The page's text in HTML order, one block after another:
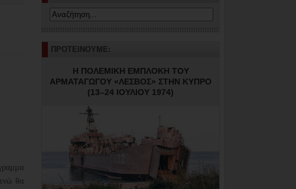
θα
ΠΡΟΤΕΙΝΟΥΜΕ:
Η ΠΟΛΕΜΙΚΗ ΕΜΠΛΟΚΗ ΤΟΥ
ΑΡΜΑΤΑΓΩΓΟΥ «ΛΕΣΒΟΣ» ΣΤΗΝ ΚΥΠΡΟ
(13–24 ΙΟΥΛΙΟΥ 1974)